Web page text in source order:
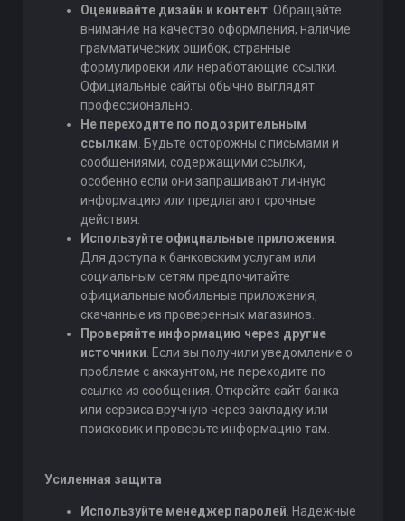
Оценивайте дизайн и контент. Обращайте
внимание на качество оформления, наличие
грамматических ошибок, странные
формулировки или неработающие ссылки.
Официальные сайты обычно выглядят
профессионально.
Не переходите по подозрительным
ссылкам . Будьте осторожны с письмами и
сообщениями, содержащими ссылки,
особенно если они запрашивают личную
информацию или предлагают срочные
действия.
Используйте официальные приложения
Для доступа к банковским услугам или
социальным сетям предпочитайте
официальные мобильные приложения,
скачанные из проверенных магазинов.
Проверяйте информацию через другие
источники . Если вы получили уведомление о
проблеме с аккаунтом, не переходите по
ссылке из сообщения. Откройте сайт банка
или сервиса вручную через закладку или
поисковик и проверьте информацию там.
Усиленная защита
Используйте менеджер паролей . Надежные